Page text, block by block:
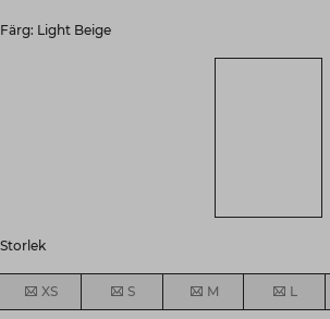
Färg: Light Beige
Storlek
XS S M L